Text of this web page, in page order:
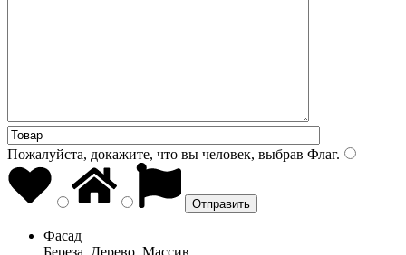
Пожалуйста, докажите, что вы человек, выбрав Флаг.
Фасад
Береза, Дерево, Массив